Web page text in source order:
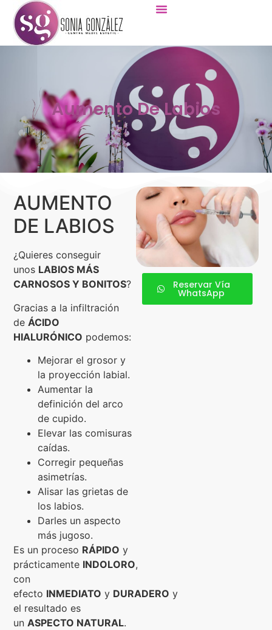
Aumento De Labios
AUMENTO
DE LABIOS
¿Quieres conseguir
unos LABIOS MÁS
CARNOSOS Y BONITOS?
Gracias a la infiltración
deÁCIDO
HIALURÓNICO podemos:
Mejorar el grosor y
la proyección labial.
Aumentar la
definición del arco
de cupido.
Elevar las comisuras
caídas.
Corregir pequeñas
asimetrías.
Alisar las grietas de
los labios.
Darles un aspecto
más jugoso.
Es un proceso RÁPIDO y
prácticamente INDOLORO,
con
efecto INMEDIATO y DURADERO y
el resultado es
unASPECTO NATURAL.
Reservar Vía
WhatsApp